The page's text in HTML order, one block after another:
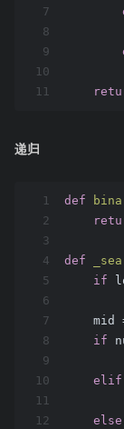
7
8
9
10
11
递归
1
2
3
4
5
6
7
8
9
10
11
12
def
def
if
mid
if
elif
else